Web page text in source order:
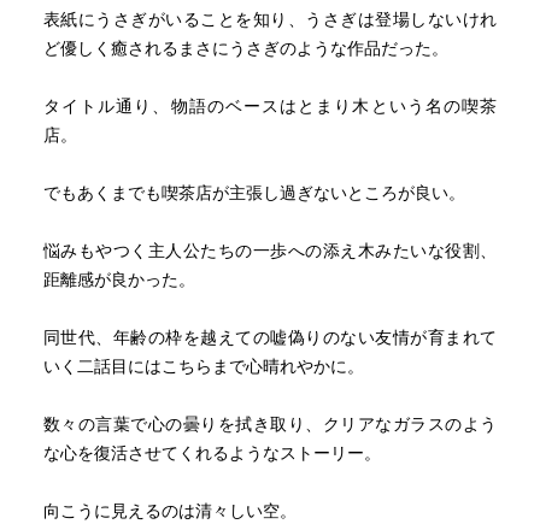
表紙にうさぎがいることを知り、うさぎは登場しないけれ
ど優しく癒されるまさにうさぎのような作品だった。
タイトル通り、物語のベースはとまり木という名の喫茶
店。
でもあくまでも喫茶店が主張し過ぎないところが良い。
悩みもやつく主人公たちの一歩への添え木みたいな役割、
距離感が良かった。
同世代、年齢の枠を越えての嘘偽りのない友情が育まれて
いく二話目にはこちらまで心晴れやかに。
数々の言葉で心の曇りを拭き取り、クリアなガラスのよう
な心を復活させてくれるようなストーリー。
向こうに見えるのは清々しい空。